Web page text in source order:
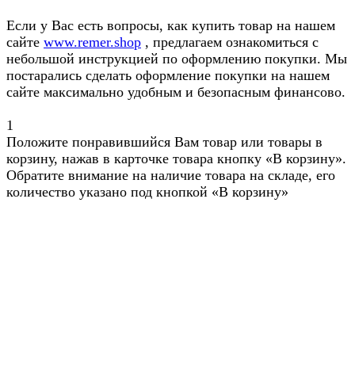
Если у Вас есть вопросы, как купить товар на нашем
сайте www.remer.shop , предлагаем ознакомиться с
небольшой инструкцией по оформлению покупки. Мы
постарались сделать оформление покупки на нашем
сайте максимально удобным и безопасным финансово.
1
Положите понравившийся Вам товар или товары в
корзину, нажав в карточке товара кнопку «В корзину».
Обратите внимание на наличие товара на складе, его
количество указано под кнопкой «В корзину»